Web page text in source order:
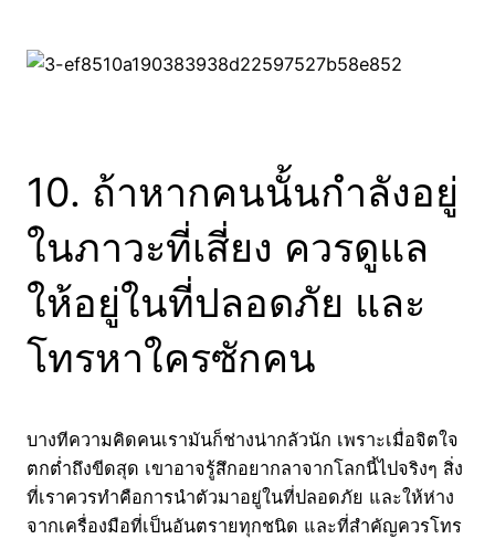
10. ถ้าหากคนนั้นกำลังอยู่
ในภาวะที่เสี่ยง ควรดูแล
ให้อยู่ในที่ปลอดภัย และ
โทรหาใครซักคน
บางทีความคิดคนเรามันก็ช่างน่ากลัวนัก เพราะเมื่อจิตใจ
ตกต่ำถึงขีดสุด เขาอาจรู้สึกอยากลาจากโลกนี้ไปจริงๆ สิ่ง
ที่เราควรทำคือการนำตัวมาอยู่ในที่ปลอดภัย และให้ห่าง
จากเครื่องมือที่เป็นอันตรายทุกชนิด และที่สำคัญควรโทร